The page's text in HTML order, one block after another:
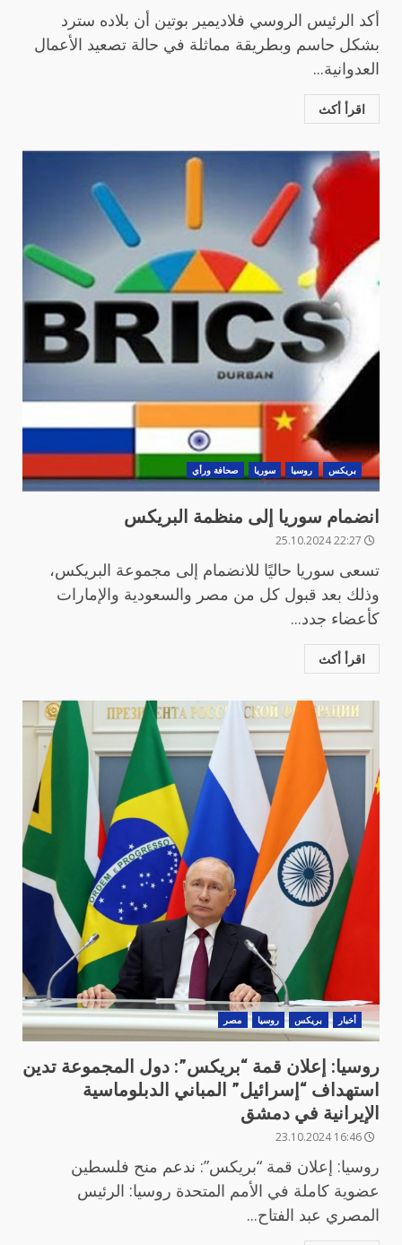
أكد الرئيس الروسي فلاديمير بوتين أن بلاده سترد
بشكل حاسم وبطريقة مماثلة في حالة تصعيد الأعمال
العدوانية...
اقرأ أكث
بريكس روسيا سوريا صحافة ورأي
‏انضمام سوريا إلى منظمة البريكس
تسعى سوريا حاليًا للانضمام إلى مجموعة البريكس،
وذلك بعد قبول كل من مصر والسعودية والإمارات
كأعضاء جدد...
اقرأ أكث
أخبار بريكس روسيا مصر
روسيا: إعلان قمة “بريكس”: دول المجموعة تدين
استهداف “إسرائيل” المباني الدبلوماسية
الإيرانية في دمشق
روسيا: إعلان قمة “بريكس”: ندعم منح فلسطين
عضوية كاملة في الأمم المتحدة روسيا: الرئيس
المصري عبد الفتاح...